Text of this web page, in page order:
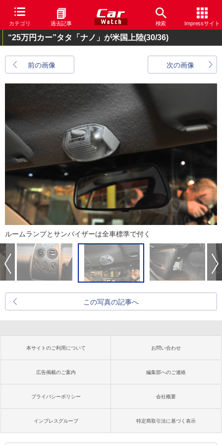
カテゴリ 過去記事 検索 Impressサイト
“25万円カー”タタ「ナノ」が米国上陸(30/36)
前の画像 次の画像
ルームランプとサンバイザーは全車標準で付く
この写真の記事へ
本サイトのご利用について お問い合わせ
広告掲載のご案内 編集部へのご連絡
プライバシーポリシー 会社概要
インプレスグループ 特定商取引法に基づく表示